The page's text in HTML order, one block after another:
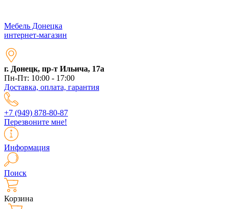
Мебель Донецка
интернет-магазин
г. Донецк, пр-т Ильича, 17а
Пн-Пт: 10:00 - 17:00
Доставка, оплата, гарантия
+7 (949) 878-80-87
Перезвоните мне!
Информация
Поиск
Корзина